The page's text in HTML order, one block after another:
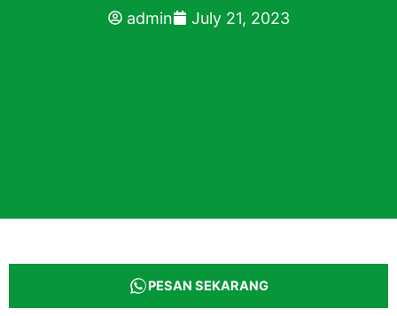
admin July 21, 2023
PESAN SEKARANG